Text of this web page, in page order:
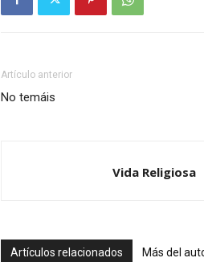
Artículo anterior
No temáis
Vida Religiosa
Artículos relacionados Más del